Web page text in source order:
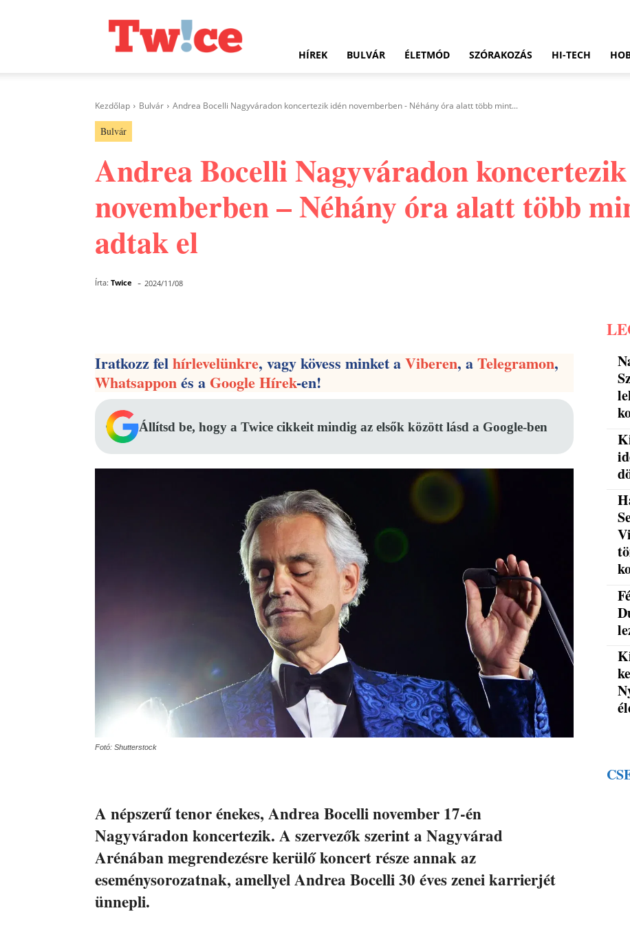
HÍREK BULVÁR ÉLETMÓD SZÓRAKOZÁS HI-TECH
Kezdőlap Bulvár Andrea Bocelli Nagyváradon koncertezik idén novemberben - Néhány óra alatt több mint...
Bulvár
Andrea Bocelli Nagyváradon
novemberben – Néhány óra alatt több
adtak el
Írta: Twice - 2024/11/08
Iratkozz felhírlevelünkre, vagy kövess minket aViberen, aTelegramon,
Whatsapponés aGoogle Hírek-en!
Állítsd be, hogy a Twice cikkeit mindig az elsők között lásd a Google-ben
Fotó: Shutterstock
A népszerű tenor énekes, Andrea Bocelli november 17-én
Nagyváradon koncertezik. A szervezők szerint a Nagyvárad
Arénában megrendezésre kerülő koncert része annak az
eseménysorozatnak, amellyel Andrea Bocelli 30 éves zenei karrierjét
ünnepli.